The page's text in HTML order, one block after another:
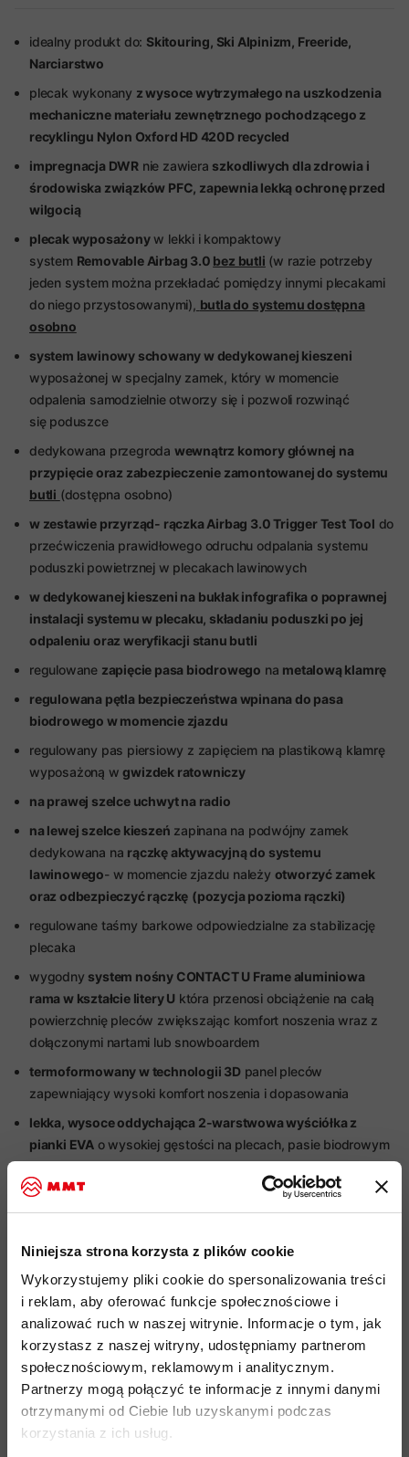
Niniejsza strona korzysta z plików cookie
Wykorzystujemy pliki cookie do spersonalizowania treści
i reklam, aby oferować funkcje społecznościowe i
analizować ruch w naszej witrynie. Informacje o tym, jak
korzystasz z naszej witryny, udostępniamy partnerom
społecznościowym, reklamowym i analitycznym.
Partnerzy mogą połączyć te informacje z innymi danymi
otrzymanymi od Ciebie lub uzyskanymi podczas
korzystania z ich usług.
idealny produkt do: Skitouring, Ski Alpinizm, Freeride,
Narciarstwo
plecak wykonany z wysoce wytrzymałego na uszkodzenia
mechaniczne materiału zewnętrznego pochodzącego z
recyklingu Nylon Oxford HD 420D recycled
impregnacja DWR nie zawiera szkodliwych dla zdrowia i
środowiska związków PFC, zapewnia lekką ochronę przed
wilgocią
plecak wyposażonyw lekki i kompaktowy
system Removable Airbag 3.0 bez butli (w razie potrzeby
jeden system można przekładać pomiędzy innymi plecakami
do niego przystosowanymi), butla do systemu dostępna
osobno
system lawinowy schowany w dedykowanej kieszeni
wyposażonej w specjalny zamek, który w momencie
odpalenia samodzielnie otworzy się i pozwoli rozwinąć
się poduszce
dedykowana przegroda wewnątrz komory głównej na
przypięcie oraz zabezpieczenie zamontowanej do systemu
butli (dostępna osobno)
w zestawie przyrząd- rączka Airbag 3.0 Trigger Test Tool do
przećwiczenia prawidłowego odruchu odpalania systemu
poduszki powietrznej w plecakach lawinowych
w dedykowanej kieszeni na bukłak infografika o poprawnej
instalacji systemu w plecaku, składaniu poduszki po jej
odpaleniu oraz weryfikacji stanu butli
regulowane zapięcie pasa biodrowego na metalową klamrę
regulowana pętla bezpieczeństwa wpinana do pasa
biodrowego w momencie zjazdu
regulowany pas piersiowy z zapięciem na plastikową klamrę
wyposażoną wgwizdek ratowniczy
na prawej szelce uchwyt na radio
na lewej szelce kieszeń zapinana na podwójny zamek
dedykowana na rączkę aktywacyjną do systemu
lawinowego- w momencie zjazdu należy otworzyć zamek
oraz odbezpieczyć rączkę (pozycja pozioma rączki)
regulowane taśmy barkowe odpowiedzialne za stabilizację
plecaka
wygodny system nośny CONTACT U Frame aluminiowa
rama w kształcie litery U która przenosi obciążenie na całą
powierzchnię pleców zwiększając komfort noszenia wraz z
dołączonymi nartami lub snowboardem
termoformowany w technologii 3Dpanel pleców
zapewniający wysoki komfort noszenia i dopasowania
lekka, wysoce oddychająca 2-warstwowa wyściółka z
pianki EVA o wysokiej gęstości na plecach, pasie biodrowym
i ramionach
pas biodrowy i szelki wykończone od elastyczną tkaniną od
zewnątrz
głęboko otwierana komora głównaz charakterystycznym
operowania nawet w rękawicach uchwytami
wewnętrznakieszeń z dedykowanymi przegródkami na
lawinowe ABC wzdłuż frontu plecakaw komorze głównej
etykieta bezpieczeństwa i SOSz instrukcjami postępowania
wnagłych wypadkach w górachna kieszeni na lawinowe
ABC
dedykowana
kieszeń na radio na dole komory głównej